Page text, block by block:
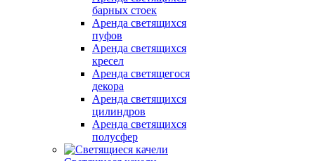
барных стоек
Аренда светящихся
пуфов
Аренда светящихся
кресел
Аренда светящегося
декора
Аренда светящихся
цилиндров
Аренда светящихся
полусфер